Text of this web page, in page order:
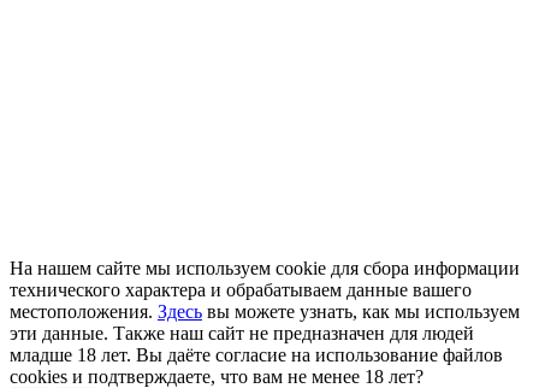
На нашем сайте мы используем cookie для сбора информации
технического характера и обрабатываем данные вашего
местоположения. Здесь вы можете узнать, как мы используем
эти данные. Также наш сайт не предназначен для людей
младше 18 лет. Вы даёте согласие на использование файлов
cookies и подтверждаете, что вам не менее 18 лет?